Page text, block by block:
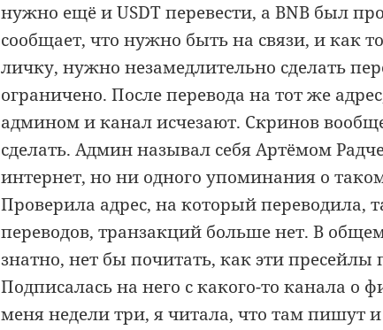
нужно ещё и USDT перевести, а BNB был
сообщает, что нужно быть на связи, и как
личку, нужно незамедлительно сделать
ограничено. После перевода на тот же
админом и канал исчезают. Скринов
сделать. Админ называл себя Артёмом
интернет, но ни одного упоминания о
Проверила адрес, на который переводила,
переводов, транзакций больше нет. В
знатно, нет бы почитать, как эти пресейлы
Подписалась на него с какого-то канала о
меня недели три, я читала, что там пишут